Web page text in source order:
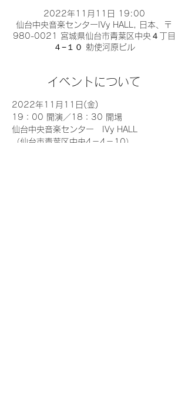
2022年11月11日 19:00
仙台中央音楽センターIVy HALL, 日本、〒
980-0021 宮城県仙台市青葉区中央４丁目
４−１０ 勅使河原ビル
イベントについて
2022年11月11日(金)
19：00 開演／18：30 開場
仙台中央音楽センター　IVy HALL
（仙台市青葉区中央4－4－10）